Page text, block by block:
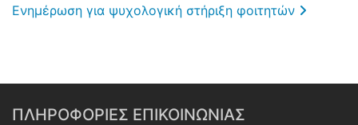
Ενημέρωση για ψυχολογική στήριξη φοιτητών
ΠΛΗΡΟΦΟΡΙΕΣ ΕΠΙΚΟΙΝΩΝΙΑΣ